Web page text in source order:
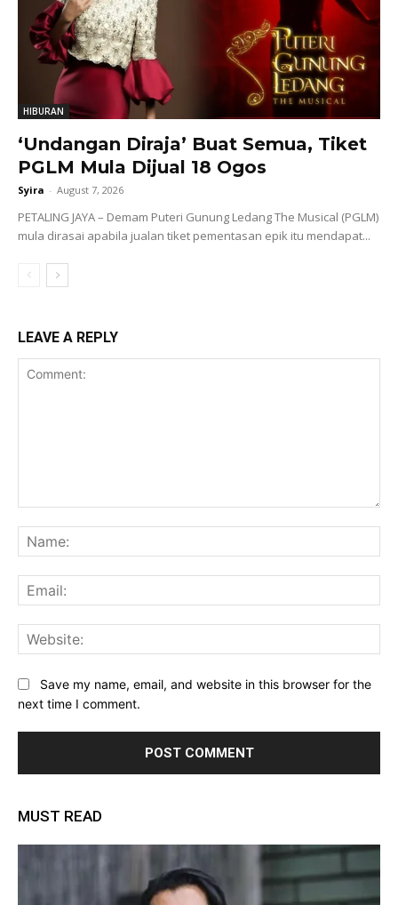
HIBURAN
‘Undangan Diraja’ Buat Semua, Tiket
PGLM Mula Dijual 18 Ogos
Syira - August 7, 2026
PETALING JAYA – Demam Puteri Gunung Ledang The Musical (PGLM)
mula dirasai apabila jualan tiket pementasan epik itu mendapat...
LEAVE A REPLY
Save my name, email, and website in this browser for the
next time I comment.
MUST READ